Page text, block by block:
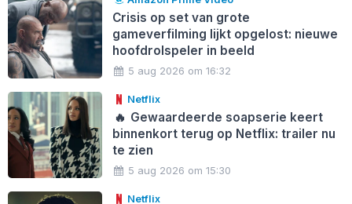
Crisis op set van grote
gameverfilming lijkt opgelost: nieuwe
hoofdrolspeler in beeld
5 aug 2026 om 16:32
Netflix
🔥 Gewaardeerde soapserie keert
binnenkort terug op Netflix: trailer nu
te zien
5 aug 2026 om 15:30
Netflix